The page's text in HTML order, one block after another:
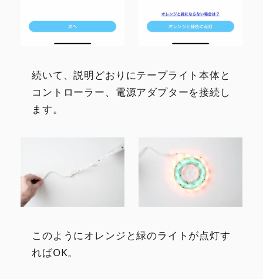
続いて、説明どおりにテープライト本体と
コントローラー、電源アダプターを接続し
ます。
このようにオレンジと緑のライトが点灯す
ればOK。